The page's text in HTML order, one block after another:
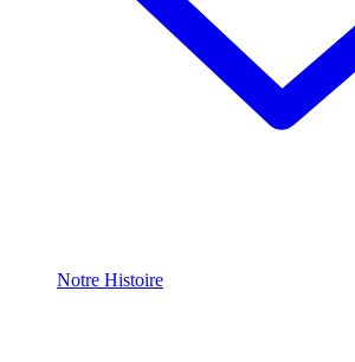
Notre Histoire